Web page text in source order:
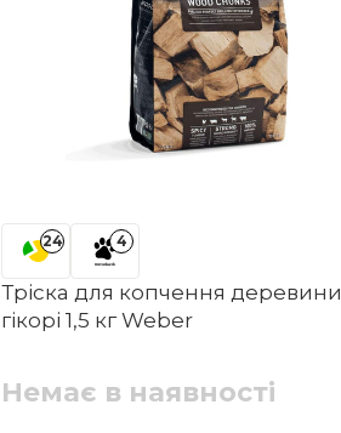
24 4
Тріска для копчення деревини
гікорі 1,5 кг Weber
Немає в наявності